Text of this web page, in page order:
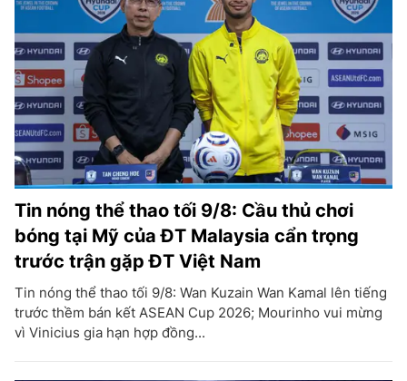
Tin nóng thể thao tối 9/8: Cầu thủ chơi
bóng tại Mỹ của ĐT Malaysia cẩn trọng
trước trận gặp ĐT Việt Nam
Tin nóng thể thao tối 9/8: Wan Kuzain Wan Kamal lên tiếng
trước thềm bán kết ASEAN Cup 2026; Mourinho vui mừng
vì Vinicius gia hạn hợp đồng...